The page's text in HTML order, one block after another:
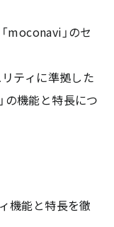
moconavi」のセ
ティに準拠した
の機能と特長につ
機能と特長を徹